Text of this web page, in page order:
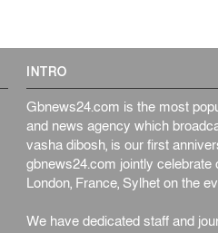
INTRO
Gbnews24.com is the most
and news agency which
vasha dibosh, is our first
gbnews24.com jointly
London, France, Sylhet on the
We have dedicated staff and